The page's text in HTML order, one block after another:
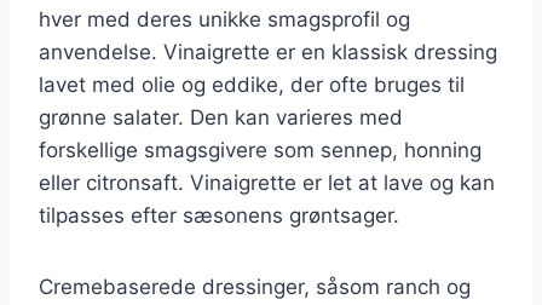
hver med deres unikke smagsprofil og
anvendelse. Vinaigrette er en klassisk dressing
lavet med olie og eddike, der ofte bruges til
grønne salater. Den kan varieres med
forskellige smagsgivere som sennep, honning
eller citronsaft. Vinaigrette er let at lave og kan
tilpasses efter sæsonens grøntsager.
Cremebaserede dressinger, såsom ranch og